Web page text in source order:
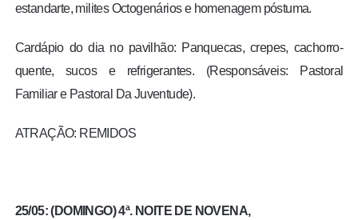
estandarte, milites Octogenários e homenagem póstuma.
Cardápio do dia no pavilhão: Panquecas, crepes, cachorro-
quente, sucos e refrigerantes. (Responsáveis: Pastoral
Familiar e Pastoral Da Juventude).
ATRAÇÃO: REMIDOS
25/05: (DOMINGO) 4ª. NOITE DE NOVENA,